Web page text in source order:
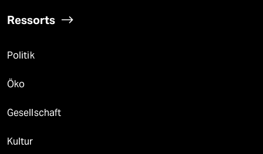
Ressorts
Politik
Öko
Gesellschaft
Kultur